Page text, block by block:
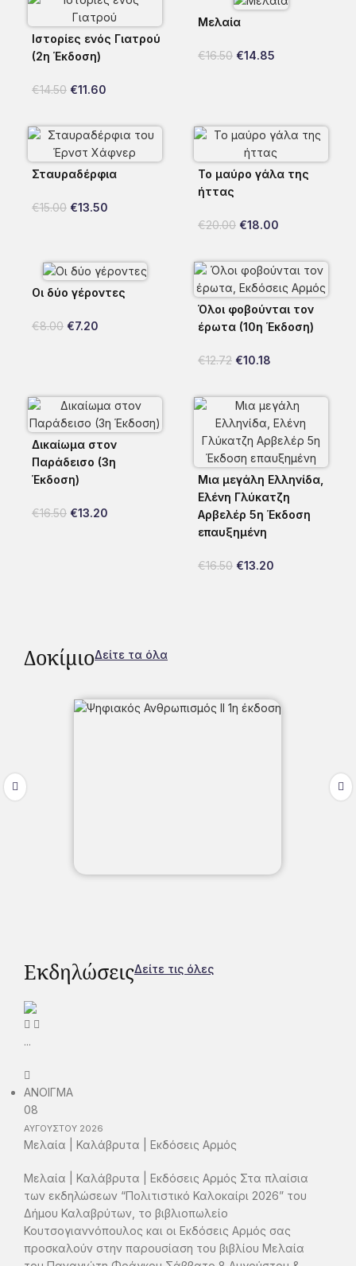
Ιστορίες ενός Γιατρού
(2η Έκδοση)
€14.50 €11.60
Μελαία
€16.50 €14.85
Σταυραδέρφια
€15.00 €13.50
Το μαύρο γάλα της
ήττας
€20.00 €18.00
Οι δύο γέροντες
€8.00 €7.20
Όλοι φοβούνται τον
έρωτα (10η Έκδοση)
€12.72 €10.18
Δικαίωμα στον
Παράδεισο (3η
Έκδοση)
€16.50 €13.20
Μια μεγάλη Ελληνίδα,
Ελένη Γλύκατζη
Αρβελέρ 5η Έκδοση
επαυξημένη
€16.50 €13.20
ΔοκίμιοΔείτε τα όλα
ΕκδηλώσειςΔείτε τις όλες
...
ΑΝΟΙΓΜΑ
08
ΑΥΓΟΥΣΤΟΥ 2026
Μελαία | Καλάβρυτα | Εκδόσεις Αρμός
Μελαία | Καλάβρυτα | Εκδόσεις Αρμός Στα πλαίσια
των εκδηλώσεων “Πολιτιστικό Καλοκαίρι 2026” του
Δήμου Καλαβρύτων, το βιβλιοπωλείο
Κουτσογιαννόπουλος και οι Εκδόσεις Αρμός σας
προσκαλούν στην παρουσίαση του βιβλίου Μελαία